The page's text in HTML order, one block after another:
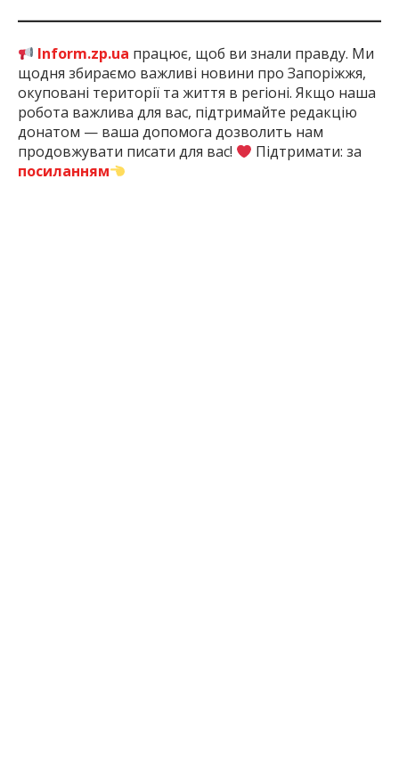
Inform.zp.ua працює, щоб ви знали правду. Ми
щодня збираємо важливі новини про Запоріжжя,
окуповані території та життя в регіоні. Якщо наша
робота важлива для вас, підтримайте редакцію
донатом — ваша допомога дозволить нам
продовжувати писати для вас!
Підтримати: за
посиланням